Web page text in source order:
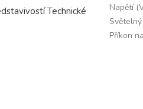
Technické
Napětí
Příkon